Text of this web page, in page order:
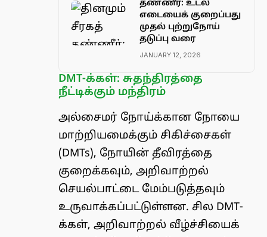
தண்ணீர்: உடல்
எடையைக் குறைப்பது
முதல் புற்றுநோய்
தடுப்பு வரை
JANUARY 12, 2026
DMT-க்கள்: சுதந்திரத்தை
நீட்டிக்கும் மந்திரம்
அல்சைமர் நோய்க்கான நோயை
மாற்றியமைக்கும் சிகிச்சைகள்
(DMTs), நோயின் தீவிரத்தை
குறைக்கவும், அறிவாற்றல்
செயல்பாட்டை மேம்படுத்தவும்
உருவாக்கப்பட்டுள்ளன. சில DMT-
க்கள், அறிவாற்றல் வீழ்ச்சியைக்